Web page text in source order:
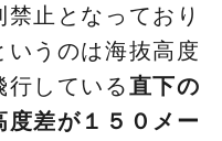
止となっており
いうのは海抜高度
している直下の
差が１５０メー